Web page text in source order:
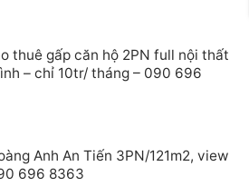
thuê gấp căn hộ 2PN full nội thất
– chỉ 10tr/ tháng – 090 696
Anh An Tiến 3PN/121m2, view
696 8363